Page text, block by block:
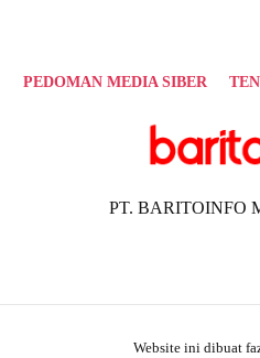
PEDOMAN MEDIA SIBER
PT. BARITOINFO
Website ini dibuat